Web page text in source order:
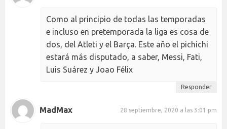
Como al principio de todas las temporadas
e incluso en pretemporada la liga es cosa de
dos, del Atleti y el Barça. Este año el pichichi
estará más disputado, a saber, Messi, Fati,
Luis Suárez y Joao Félix
Responder
MadMax 28 septiembre, 2020 a las 3:01 pm